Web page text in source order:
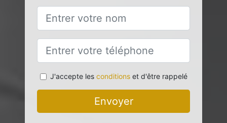
J'accepte les conditionset d'être rappelé
Envoyer